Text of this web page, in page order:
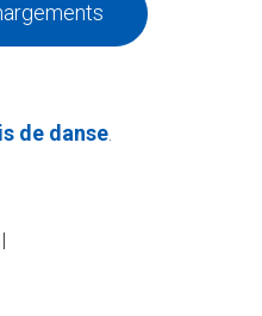
de danse